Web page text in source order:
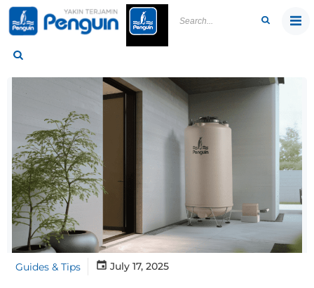
Skip
content
Guides & Tips July 17, 2025